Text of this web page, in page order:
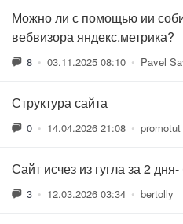
Можно ли с помощью ии
вебвизора яндекс.метрика?
8 • 03.11.2025 08:10 • Pavel
Структура сайта
0 • 14.04.2026 21:08 • promotut
Сайт исчез из гугла за 2
3 • 12.03.2026 03:34 • bertolly